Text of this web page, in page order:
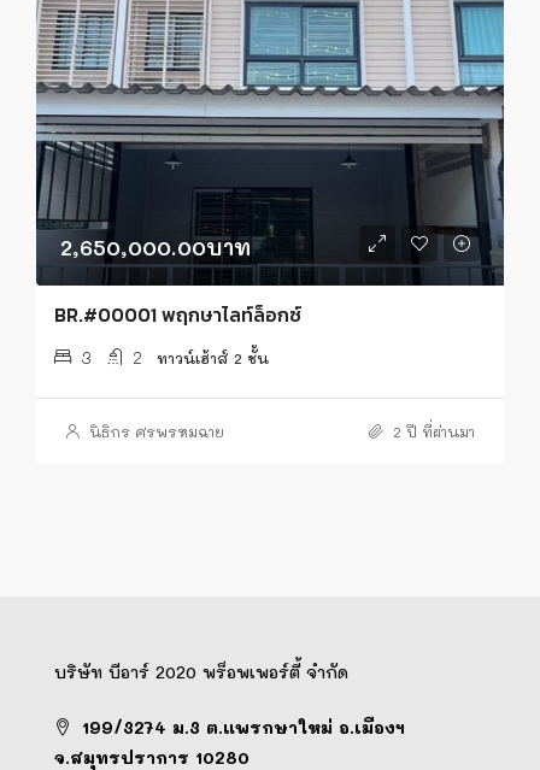
2,650,000.00บาท
BR.#00001 พฤกษาไลท์ล็อกซ์
3 2 ทาวน์เฮ้าส์ 2 ชั้น
นิธิกร ศรพรหมฉาย 2 ปี ที่ผ่านมา
บริษัท บีอาร์ 2020 พร็อพเพอร์ตี้ จำกัด
199/3274 ม.3 ต.แพรกษาใหม่ อ.เมืองฯ
จ.สมุทรปราการ 10280